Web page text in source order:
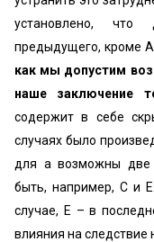
установлено, что
предыдущего, кроме
как мы допустим
наше заключение
содержит в себе
случаях было
для а возможны две
быть, например, С и
случае, Е – в
влияния на следствие